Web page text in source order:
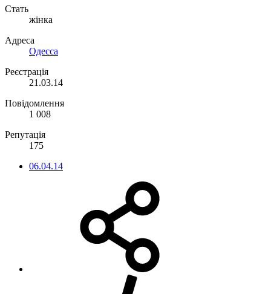
Стать
жінка
Адреса
Одесса
Реєстрація
21.03.14
Повідомлення
1 008
Репутація
175
06.04.14